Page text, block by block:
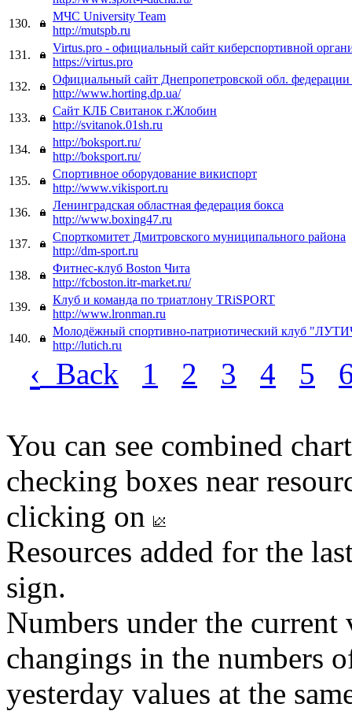
130.
МЧС University Team
http://mutspb.ru
131.
Virtus.pro - официальный сайт киберспортивной
https://virtus.pro
132.
Официальный сайт Днепропетровской обл. федерации
http://www.horting.dp.ua/
133.
Сайт КЛБ Свитанок г.Жлобин
http://svitanok.01sh.ru
134.
http://boksport.ru/
http://boksport.ru/
135.
Спортивное оборудование викиспорт
http://www.vikisport.ru
136.
Ленинградская областная федерация бокса
http://www.boxing47.ru
137.
Спорткомитет Дмитровского муниципального района
http://dm-sport.ru
138.
Фитнес-клуб Boston Чита
http://fcboston.itr-market.ru/
139.
Клуб и команда по триатлону TRiSPORT
http://www.lronman.ru
140.
Молодёжный спортивно-патриотический клуб
http://lutich.ru
‹ Back 1 2 3 4 5
You can see combined
checking boxes near
clicking on
Resources added for the
sign.
Numbers under the
changings in the numbers
yesterday values at the